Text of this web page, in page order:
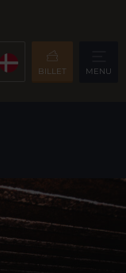
BILLET MENU